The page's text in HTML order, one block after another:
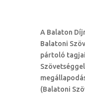
A Balaton
Balatoni
pártoló
(Balatoni